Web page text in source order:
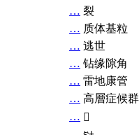
… 裂
… 质体基粒
… 逃世
… 钻缘隙角
… 雷地康管
… 高層症候群
… 𧘞